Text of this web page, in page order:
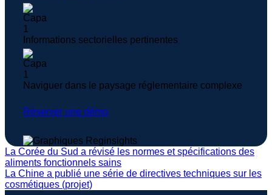
Informations sectorielles pertinentes
Naviguer dans le paysage réglementaire complexe
Réserver une démo
La Corée du Sud a révisé les normes et spécifications des
aliments fonctionnels sains
La Chine a publié une série de directives techniques sur les
cosmétiques (projet)